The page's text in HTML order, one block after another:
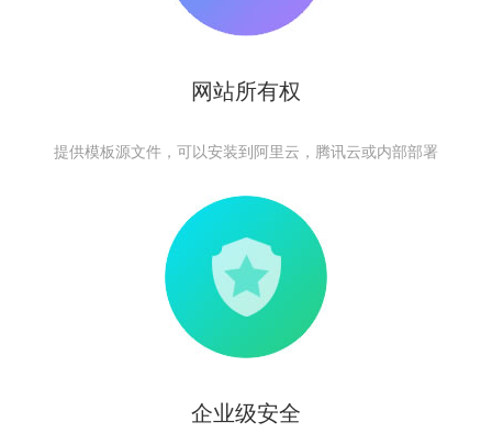
网站所有权
提供模板源文件，可以安装到阿里云，腾讯云或内部部署
企业级安全